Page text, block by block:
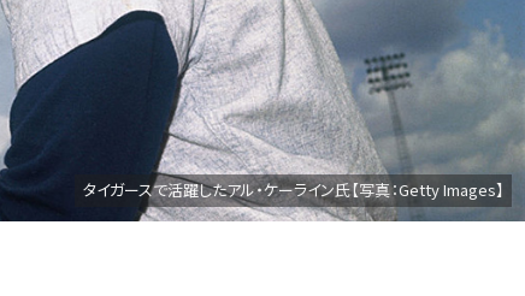
タイガースで活躍したアル・ケーライン氏【写真：Getty Images】